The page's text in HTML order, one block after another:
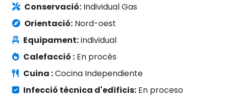
Conservació: Individual Gas
Orientació: Nord-oest
Equipament:individual
Calefacció : En procés
Cuina :Cocina Independiente
Infecció tècnica d'edificis: En proceso